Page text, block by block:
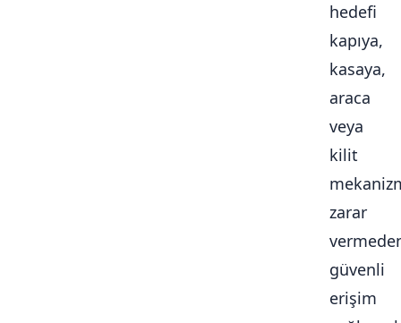
hedefi
kapıya,
kasaya,
araca
veya
kilit
zarar
güvenli
erişim